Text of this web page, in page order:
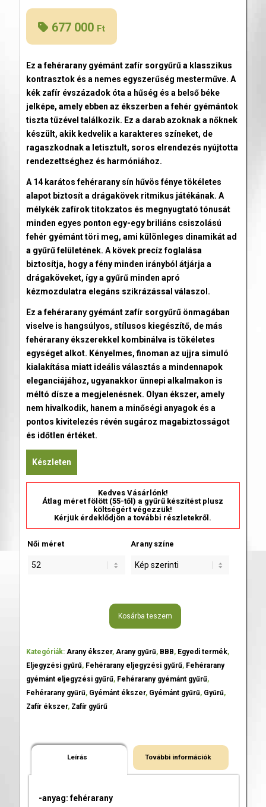
677 000 Ft
Ez a fehérarany gyémánt zafír sorgyűrű a klasszikus
kontrasztok és a nemes egyszerűség mesterműve. A
kék zafír évszázadok óta a hűség és a belső béke
jelképe, amely ebben az ékszerben a fehér gyémántok
tiszta tüzével találkozik. Ez a darab azoknak a nőknek
készült, akik kedvelik a karakteres színeket, de
ragaszkodnak a letisztult, soros elrendezés nyújtotta
rendezettséghez és harmóniához.
A 14 karátos fehérarany sín hűvös fénye tökéletes
alapot biztosít a drágakövek ritmikus játékának. A
mélykék zafírok titokzatos és megnyugtató tónusát
minden egyes ponton egy-egy briliáns csiszolású
fehér gyémánt töri meg, ami különleges dinamikát ad
a gyűrű felületének. A kövek precíz foglalása
biztosítja, hogy a fény minden irányból átjárja a
drágaköveket, így a gyűrű minden apró
kézmozdulatra elegáns szikrázással válaszol.
Ez a fehérarany gyémánt zafír sorgyűrű önmagában
viselve is hangsúlyos, stílusos kiegészítő, de más
fehérarany ékszerekkel kombinálva is tökéletes
egységet alkot. Kényelmes, finoman az ujjra simuló
kialakítása miatt ideális választás a mindennapok
eleganciájához, ugyanakkor ünnepi alkalmakon is
méltó dísze a megjelenésnek. Olyan ékszer, amely
nem hivalkodik, hanem a minőségi anyagok és a
pontos kivitelezés révén sugároz magabiztosságot
és időtlen értéket.
Készleten
Kedves Vásárlónk!
Átlag méret fölött (55-től) a gyűrű készítést plusz
költségért végezzük!
Kérjük érdeklődjön a további részletekről.
Női méret Arany színe
Kosárba teszem
Kategóriák: Arany ékszer, Arany gyűrű, BBB, Egyedi termék,
Eljegyzési gyűrű, Fehérarany eljegyzési gyűrű, Fehérarany
gyémánt eljegyzési gyűrű, Fehérarany gyémánt gyűrű,
Fehérarany gyűrű, Gyémánt ékszer, Gyémánt gyűrű, Gyűrű,
Zafír ékszer, Zafír gyűrű
Leírás További információk
-anyag: fehérarany